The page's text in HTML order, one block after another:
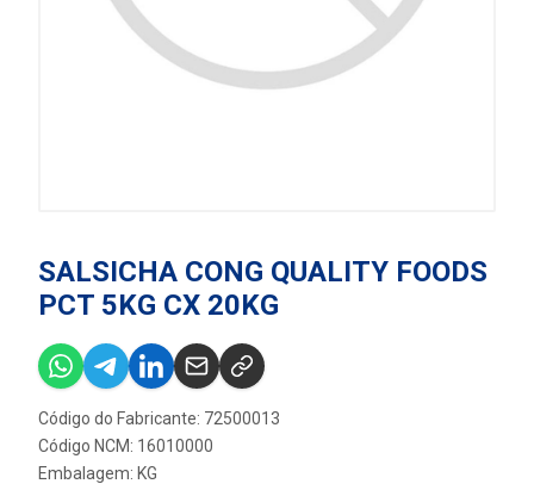
SALSICHA CONG QUALITY FOODS
PCT 5KG CX 20KG
Código do Fabricante: 72500013
Código NCM: 16010000
Embalagem: KG